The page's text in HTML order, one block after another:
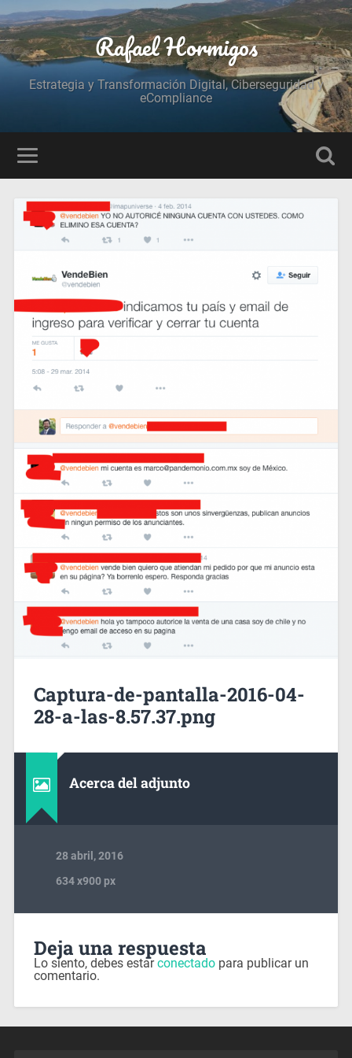
Rafael Hormigos
Estrategia y Transformación Digital, Ciberseguridad y
eCompliance
Captura-de-pantalla-2016-04-
28-a-las-8.57.37.png
Acerca del adjunto
28 abril, 2016
634x900 px
Deja una respuesta
Lo siento, debes estarconectadopara publicar un
comentario.